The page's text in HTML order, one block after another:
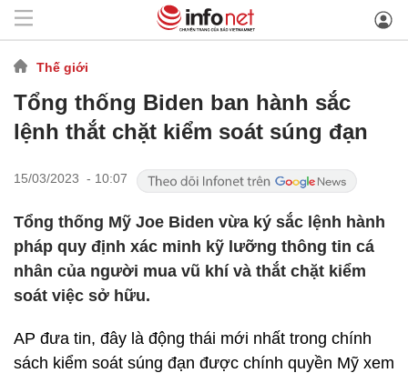
Thế giới
Tổng thống Biden ban hành sắc
lệnh thắt chặt kiểm soát súng đạn
15/03/2023 - 10:07
Tổng thống Mỹ Joe Biden vừa ký sắc lệnh hành
pháp quy định xác minh kỹ lưỡng thông tin cá
nhân của người mua vũ khí và thắt chặt kiểm
soát việc sở hữu.
AP đưa tin, đây là động thái mới nhất trong chính
sách kiểm soát súng đạn được chính quyền Mỹ xem